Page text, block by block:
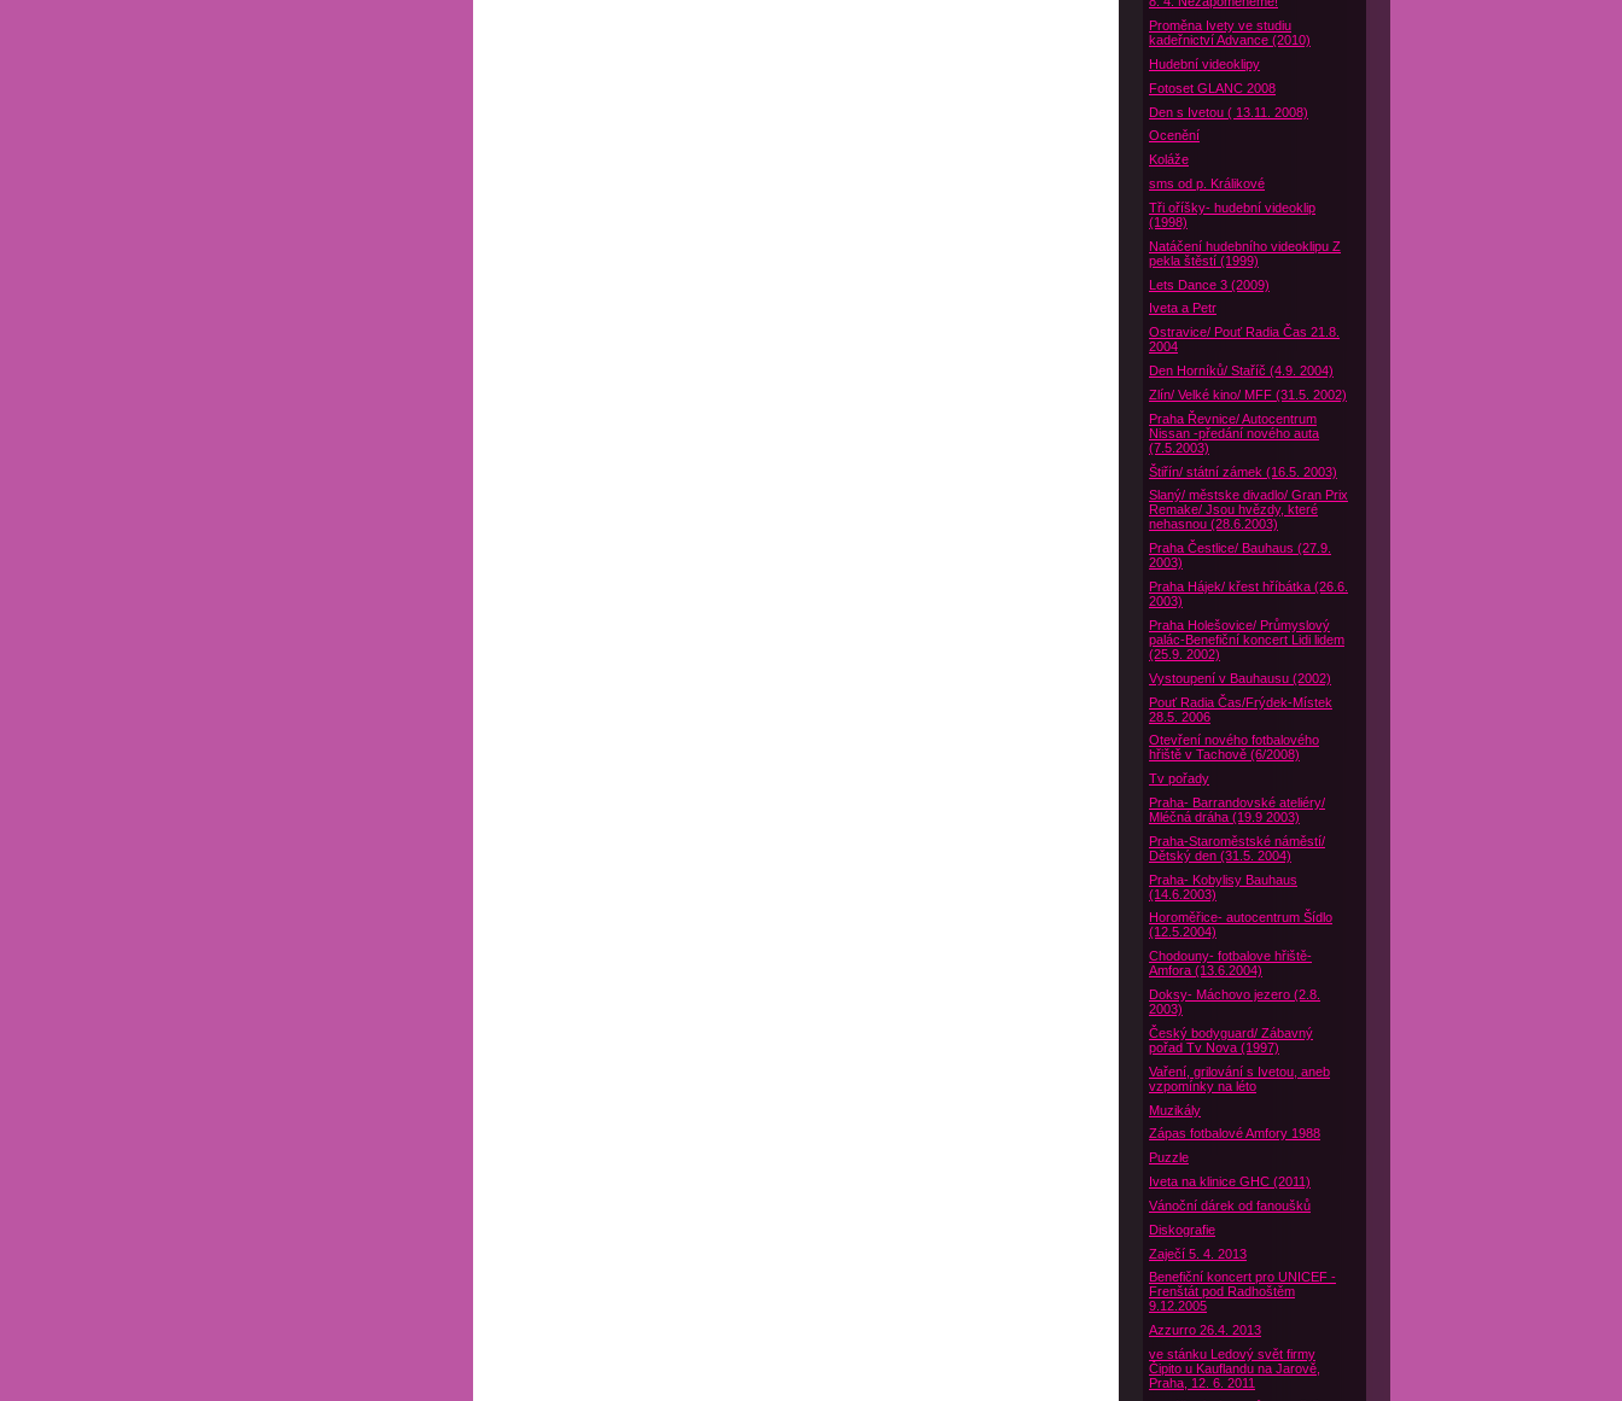
Proměna Ivety ve studiu
kadeřnictví Advance (2010)
Hudební videoklipy
Fotoset GLANC 2008
Den s Ivetou ( 13.11. 2008)
Ocenění
Koláže
sms od p. Králikové
Tři oříšky- hudební videoklip
(1998)
Natáčení hudebního videoklipu Z
pekla štěstí (1999)
Lets Dance 3 (2009)
Iveta a Petr
Ostravice/ Pouť Radia Čas 21.8.
2004
Den Horníků/ Staříč (4.9. 2004)
Zlín/ Velké kino/ MFF (31.5. 2002)
Praha Řevnice/ Autocentrum
Nissan -předání nového auta
(7.5.2003)
Štiřín/ státní zámek (16.5. 2003)
Slaný/ městske divadlo/ Gran Prix
Remake/ Jsou hvězdy, které
nehasnou (28.6.2003)
Praha Čestlice/ Bauhaus (27.9.
2003)
Praha Hájek/ křest hříbátka (26.6.
2003)
Praha Holešovice/ Průmyslový
palác-Benefiční koncert Lidi lidem
(25.9. 2002)
Vystoupení v Bauhausu (2002)
Pouť Radia Čas/Frýdek-Místek
28.5. 2006
Otevření nového fotbalového
hřiště v Tachově (6/2008)
Tv pořady
Praha- Barrandovské ateliéry/
Mléčná dráha (19.9 2003)
Praha-Staroměstské náměstí/
Dětský den (31.5. 2004)
Praha- Kobylisy Bauhaus
(14.6.2003)
Horoměřice- autocentrum Šídlo
(12.5.2004)
Chodouny- fotbalove hřiště-
Amfora (13.6.2004)
Doksy- Máchovo jezero (2.8.
2003)
Český bodyguard/ Zábavný
pořad Tv Nova (1997)
Vaření, grilování s Ivetou, aneb
vzpomínky na léto
Muzikály
Zápas fotbalové Amfory 1988
Puzzle
Iveta na klinice GHC (2011)
Vánoční dárek od fanoušků
Diskografie
Zaječí 5. 4. 2013
Benefiční koncert pro UNICEF -
Frenštát pod Radhoštěm
9.12.2005
Azzurro 26.4. 2013
ve stánku Ledový svět firmy
Čipito u Kauflandu na Jarově,
Praha, 12. 6. 2011